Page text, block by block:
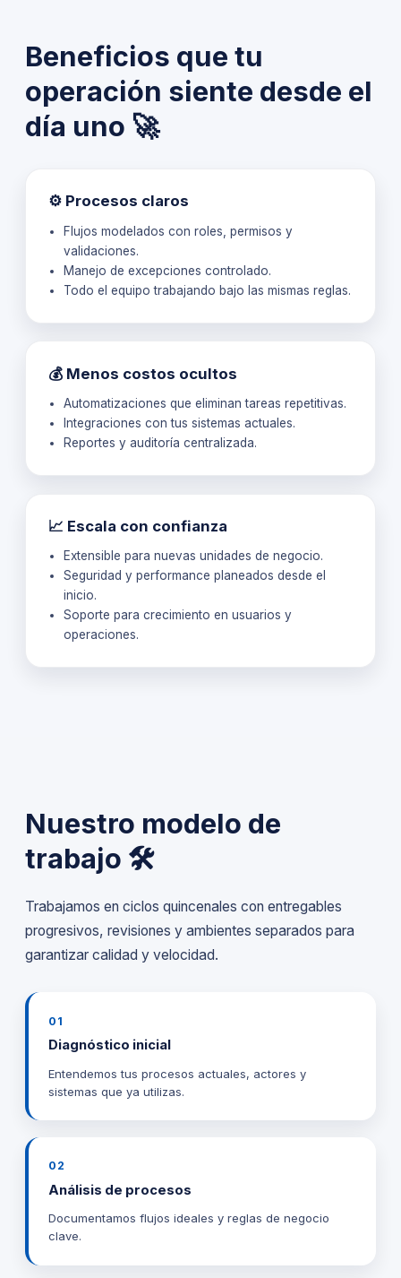
Beneficios que tu
operación siente desde el
día uno 🚀
⚙️ Procesos claros
Flujos modelados con roles, permisos y
validaciones.
Manejo de excepciones controlado.
Todo el equipo trabajando bajo las mismas reglas.
💰 Menos costos ocultos
Automatizaciones que eliminan tareas repetitivas.
Integraciones con tus sistemas actuales.
Reportes y auditoría centralizada.
📈 Escala con confianza
Extensible para nuevas unidades de negocio.
Seguridad y performance planeados desde el
inicio.
Soporte para crecimiento en usuarios y
operaciones.
Nuestro modelo de
trabajo 🛠️
Trabajamos en ciclos quincenales con entregables
progresivos, revisiones y ambientes separados para
garantizar calidad y velocidad.
01
Diagnóstico inicial
Entendemos tus procesos actuales, actores y
sistemas que ya utilizas.
02
Análisis de procesos
Documentamos flujos ideales y reglas de negocio
clave.